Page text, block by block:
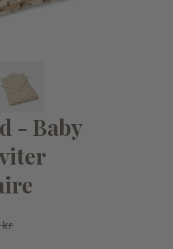
- Bella Rosita
- Baby
kr